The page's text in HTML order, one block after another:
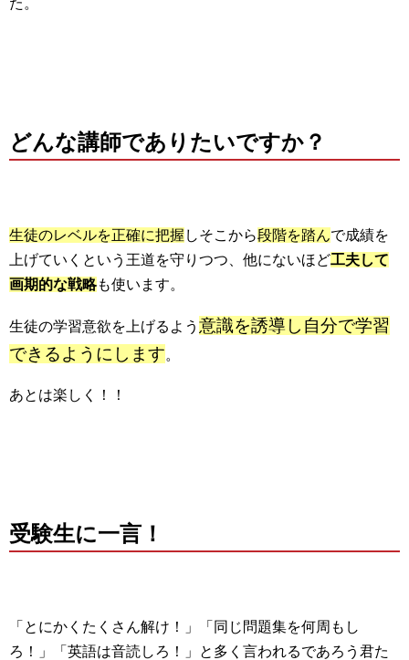
どんな講師でありたいですか？
生徒のレベルを正確に把握 しそこから段階を踏んで成績を
上げていくという王道を守りつつ、他にないほど工夫して
画期的な戦略も使います。
生徒の学習意欲を上げるよう 意識を誘導し自分で学習
できるようにします。
あとは楽しく！！
受験生に一言！
「とにかくたくさん解け！」「同じ問題集を何周もし
ろ！」「英語は音読しろ！」と多く言われるであろう君た